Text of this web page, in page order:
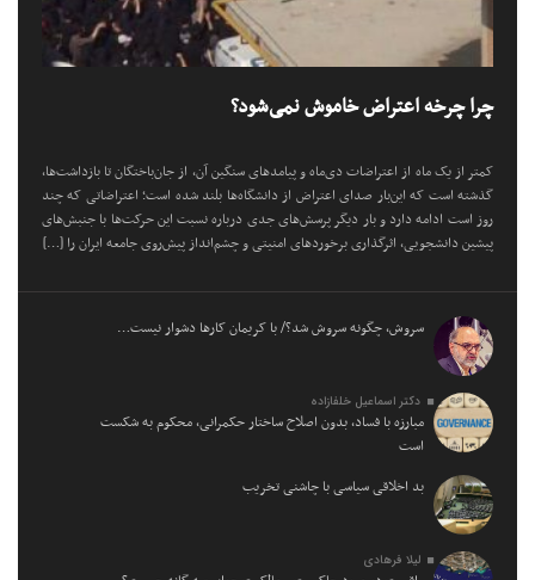
چرا چرخه اعتراض خاموش نمی‌شود؟
کمتر از یک ماه از اعتراضات دی‌ماه و پیامد‌های سنگین آن، از جان‌باختگان تا بازداشت‌ها،
گذشته است که این‌بار صدای اعتراض از دانشگاه‌ها بلند شده است؛ اعتراضاتی که چند
روز است ادامه دارد و بار دیگر پرسش‌های جدی درباره نسبت این حرکت‌ها با جنبش‌های
پیشین دانشجویی، اثرگذاری برخورد‌های امنیتی و چشم‌انداز پیش‌روی جامعه ایران را […]
سروش، چگونه سروش شد؟/ با کریمان کارها دشوار نیست…
دکتر اسماعیل خلفازاده
مبارزه با فساد، بدون اصلاح ساختار حکمرانی، محکوم به شکست
است
بد اخلاقی سیاسی با چاشنی تخریب
لیلا فرهادی